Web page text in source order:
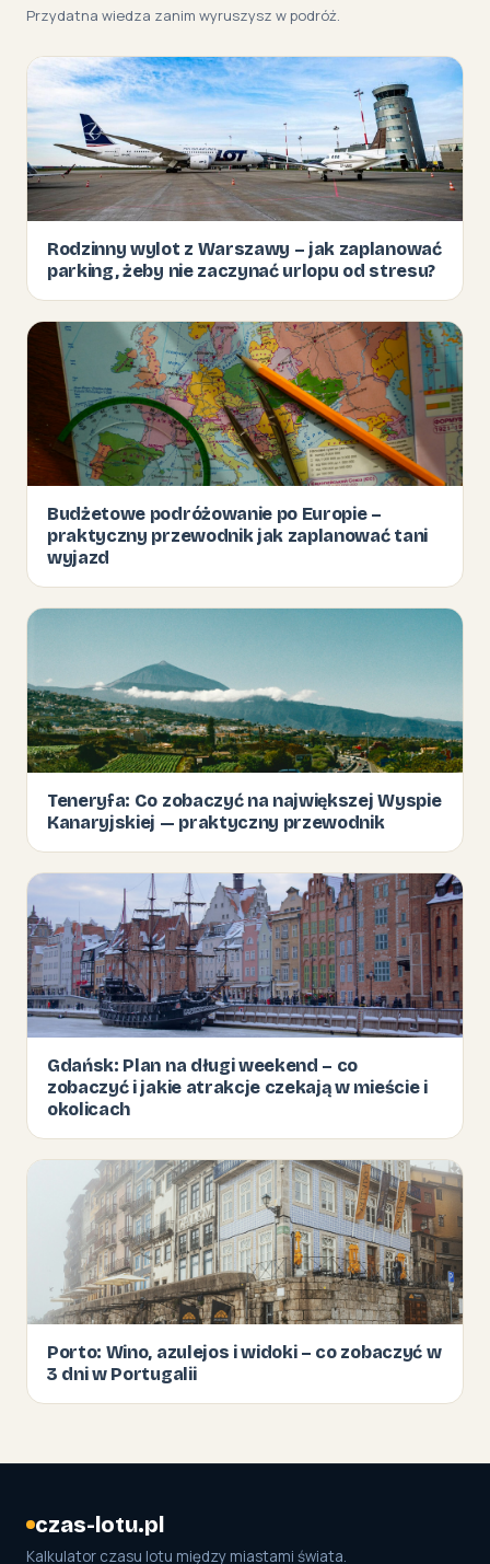
Przydatna wiedza zanim wyruszysz w podróż.
Rodzinny wylot z Warszawy – jak zaplanować
parking, żeby nie zaczynać urlopu od stresu?
Budżetowe podróżowanie po Europie –
praktyczny przewodnik jak zaplanować tani
wyjazd
Teneryfa: Co zobaczyć na największej Wyspie
Kanaryjskiej — praktyczny przewodnik
Gdańsk: Plan na długi weekend – co
zobaczyć i jakie atrakcje czekają w mieście i
okolicach
Porto: Wino, azulejos i widoki – co zobaczyć w
3 dni w Portugalii
czas-lotu.pl
Kalkulator czasu lotu między miastami świata.